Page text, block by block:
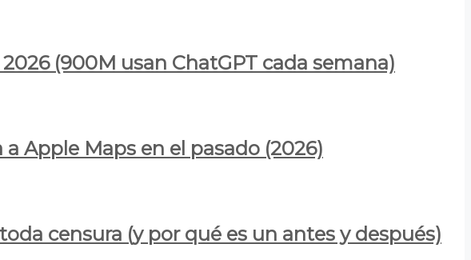
(900M usan ChatGPT cada semana)
Apple Maps en el pasado (2026)
censura (y por qué es un antes y después)